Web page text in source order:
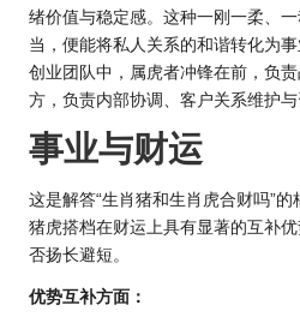
绪价值与稳定感。这种一刚一柔、
当，便能将私人关系的和谐转化为
创业团队中，属虎者冲锋在前，负
方，负责内部协调、客户关系维护与
事业与财运
这是解答“生肖猪和生肖虎合财吗”的
猪虎搭档在财运上具有显著的互补
否扬长避短。
优势互补方面：